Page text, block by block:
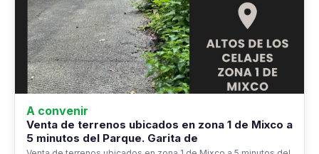
A convenir
Venta de terrenos ubicados en zona 1 de Mixco a
5 minutos del Parque. Garita de